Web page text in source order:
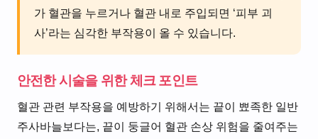
가 혈관을 누르거나 혈관 내로 주입되면 ‘피부 괴
사’라는 심각한 부작용이 올 수 있습니다.
안전한 시술을 위한 체크 포인트
혈관 관련 부작용을 예방하기 위해서는 끝이 뾰족한 일반
주사바늘보다는, 끝이 둥글어 혈관 손상 위험을 줄여주는